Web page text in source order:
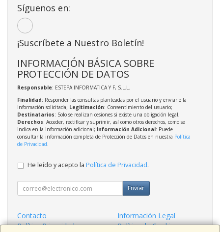
Síguenos en:
¡Suscríbete a Nuestro Boletín!
INFORMACIÓN BÁSICA SOBRE
PROTECCIÓN DE DATOS
Responsable: ESTEPA INFORMATICA Y F, S.L.L.
Finalidad: Responder las consultas planteadas por el usuario y enviarle la
información solicitada; Legitimación: Consentimiento del usuario;
Destinatarios: Solo se realizan cesiones si existe una obligación legal;
Derechos: Acceder, rectificar y suprimir, así como otros derechos, como se
indica en la información adicional; Información Adicional: Puede
consultar la información completa de Protección de Datos en nuestra Política
de Privacidad.
He leído y acepto la Política de Privacidad.
Enviar
Contacto
Información Legal
Política Privacidad
Política de Cookies